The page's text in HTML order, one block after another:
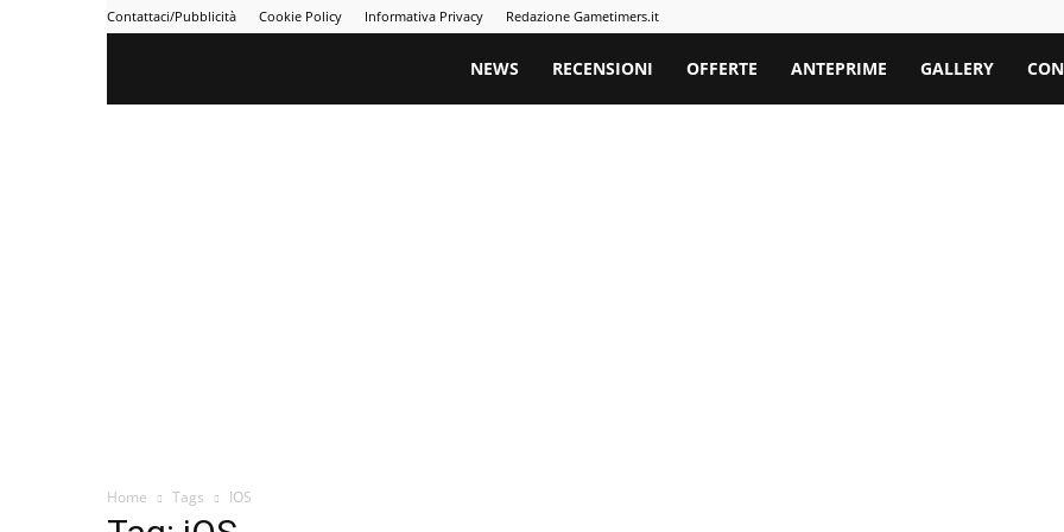
Contattaci/Pubblicità Cookie Policy Informativa Privacy Redazione Gametimers.it
Gametimers
NEWS RECENSIONI OFFERTE ANTEPRIME GALLERY
Home Tags IOS